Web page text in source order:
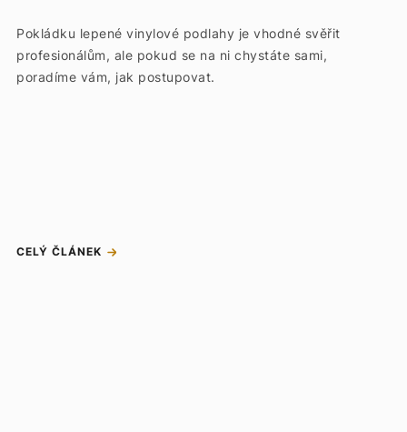
Pokládku lepené vinylové podlahy je vhodné svěřit
profesionálům, ale pokud se na ni chystáte sami,
poradíme vám, jak postupovat.
CELÝ ČLÁNEK